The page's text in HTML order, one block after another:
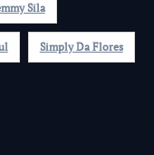
Sila
Simply Da Flores